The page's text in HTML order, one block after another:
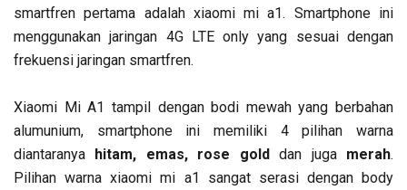
smartfren pertama adalah xiaomi mi a1. Smartphone ini
menggunakan jaringan 4G LTE only yang sesuai dengan
frekuensi jaringan smartfren.
Xiaomi Mi A1 tampil dengan bodi mewah yang berbahan
alumunium, smartphone ini memiliki 4 pilihan warna
diantaranya hitam, emas, rose golddan juga merah.
Pilihan warna xiaomi mi a1 sangat serasi dengan body